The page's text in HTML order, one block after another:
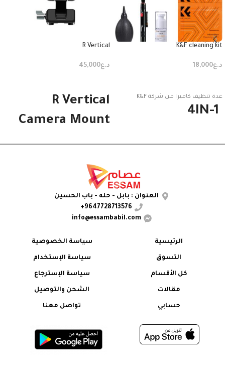
K&F cleaning kit
د.ع18,000
عدة تنظيف كاميرا من شركة K&F
R Vertical
د.ع45,000
R Vertical
Camera Mount
العنوان : بابل - حله - باب الحسين
9647728713576+
info@essambabil.com
الرئيسية
التسوق
كل الأقسام
مقالات
حسابي
سياسة الخصوصية
سياسة الإستخدام
سياسة الإسترجاع
الشحن والتوصيل
تواصل معنا